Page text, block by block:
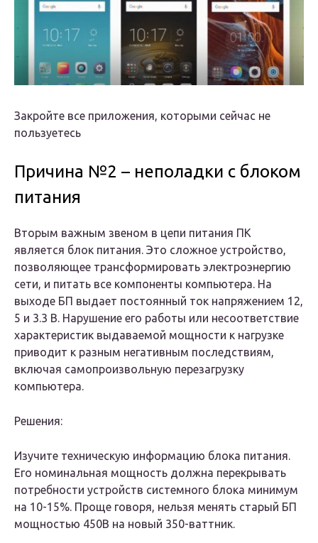
Закройте все приложения, которыми сейчас не
пользуетесь
Причина №2 – неполадки с блоком
питания
Вторым важным звеном в цепи питания ПК
является блок питания. Это сложное устройство,
позволяющее трансформировать электроэнергию
сети, и питать все компоненты компьютера. На
выходе БП выдает постоянный ток напряжением 12,
5 и 3.3 В. Нарушение его работы или несоответствие
характеристик выдаваемой мощности к нагрузке
приводит к разным негативным последствиям,
включая самопроизвольную перезагрузку
компьютера.
Решения:
Изучите техническую информацию блока питания.
Его номинальная мощность должна перекрывать
потребности устройств системного блока минимум
на 10-15%. Проще говоря, нельзя менять старый БП
мощностью 450В на новый 350-ваттник.